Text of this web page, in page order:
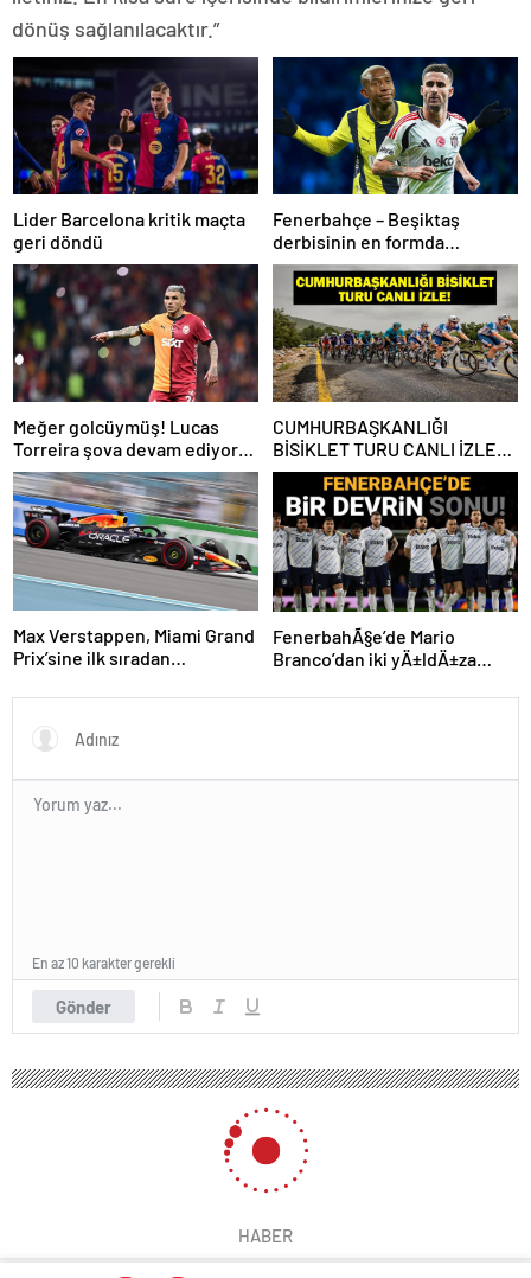
dönüş sağlanılacaktır.”
Lider Barcelona kritik maçta
geri döndü
Fenerbahçe – Beşiktaş
derbisinin en formda
ayakları: Anderson Talisca ve
Rafa Silva
Meğer golcüymüş! Lucas
Torreira şova devam ediyor…
CUMHURBAŞKANLIĞI
BİSİKLET TURU CANLI İZLE:
Cumhurbaşkanlığı Bisiklet
Yarışı Hangi Kanalda? İşte
İzmir Bisiklet Yarışı Bilgileri…
Max Verstappen, Miami Grand
Prix’sine ilk sıradan
FenerbahÃ§e’de Mario
Branco’dan iki yÄ±ldÄ±za
sezon yoksunuz”
Gönder
En az 10 karakter gerekli
HABER